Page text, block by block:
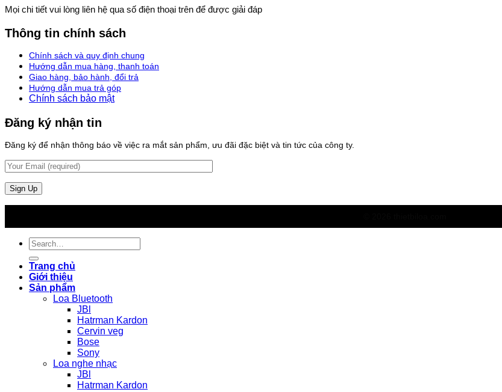
Mọi chi tiết vui lòng liên hệ qua số điện thoại trên để được giải đáp
Thông tin chính sách
Chính sách và quy định chung
Hướng dẫn mua hàng, thanh toán
Giao hàng, bảo hành, đổi trả
Hướng dẫn mua trả góp
Chính sách bảo mật
Đăng ký nhận tin
Đăng ký để nhận thông báo về việc ra mắt sản phẩm, ưu đãi đặc biệt và tin tức của công ty.
Search
for:
Trang chủ
Giới thiệu
Sản phẩm
Loa Bluetooth
JBl
Hatrman Kardon
Cervin veg
Bose
Sony
Loa nghe nhạc
JBl
Hatrman Kardon